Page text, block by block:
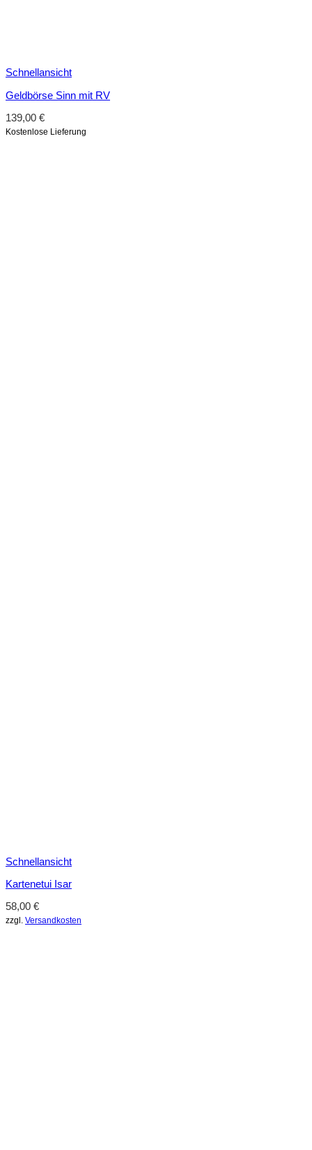
Schnellansicht
Geldbörse Sinn mit RV
139,00 €
Kostenlose Lieferung
Schnellansicht
Kartenetui Isar
58,00 €
zzgl. Versandkosten